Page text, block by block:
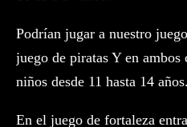
Podrían jugar a nuestro
juego de piratas Y en ambos
niños desde 11 hasta 14 años.
En el juego de fortaleza